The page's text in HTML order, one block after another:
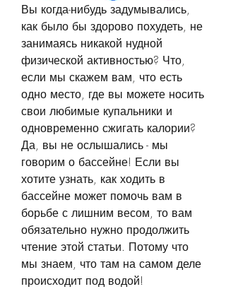
Вы когда-нибудь задумывались,
как было бы здорово похудеть, не
занимаясь никакой нудной
физической активностью? Что,
если мы скажем вам, что есть
одно место, где вы можете носить
свои любимые купальники и
одновременно сжигать калории?
Да, вы не ослышались - мы
говорим о бассейне! Если вы
хотите узнать, как ходить в
бассейне может помочь вам в
борьбе с лишним весом, то вам
обязательно нужно продолжить
чтение этой статьи. Потому что
мы знаем, что там на самом деле
происходит под водой!